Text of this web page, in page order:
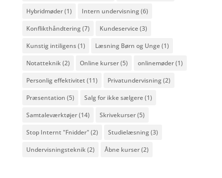
Hybridmøder(1) Intern undervisning(6)
Konflikthåndtering(7) Kundeservice(3)
Kunstig intiligens(1) Læsning Børn og Unge(1)
Notatteknik (2) Online kurser(5) onlinemøder(1)
Personlig effektivitet (11) Privatundervisning(2)
Præsentation (5) Salg for ikke sælgere(1)
Samtaleværktøjer(14) Skrivekurser(5)
Stop Internt "Fnidder"(2) Studielæsning(3)
Undervisningsteknik (2) Åbne kurser(2)